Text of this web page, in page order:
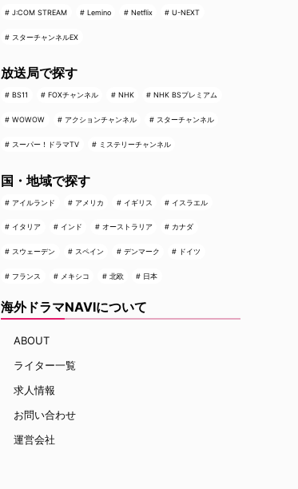
J:COM STREAM Lemino Netflix U-NEXT
スターチャンネルEX
放送局で探す
BS11 FOXチャンネル NHK NHK BSプレミアム
WOWOW アクションチャンネル スターチャンネル
スーパー！ドラマTV ミステリーチャンネル
国・地域で探す
アイルランド アメリカ イギリス イスラエル
イタリア インド オーストラリア カナダ
スウェーデン スペイン デンマーク ドイツ
フランス メキシコ 北欧 日本
海外ドラマNAVIについて
ABOUT
ライター一覧
求人情報
お問い合わせ
運営会社